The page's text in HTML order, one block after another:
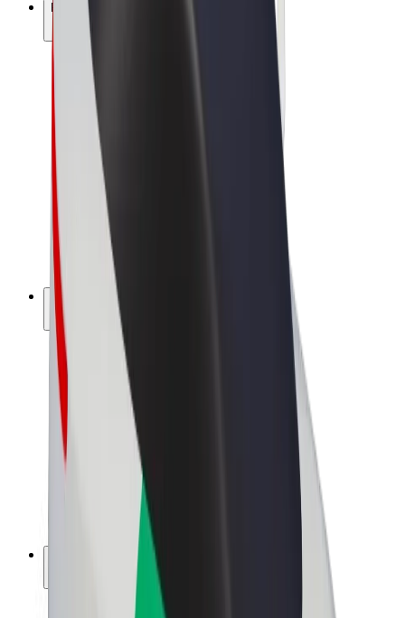
Produkter
Resor
Scootrar
Bolt Market
Bolt Food
Bolt Drive
Bolt for Business
Elcyklar
Bolt Plus
Tjäna pengar med Bolt
Förares intäkter
Kurirers intäkter
Handlare i Bolt Food